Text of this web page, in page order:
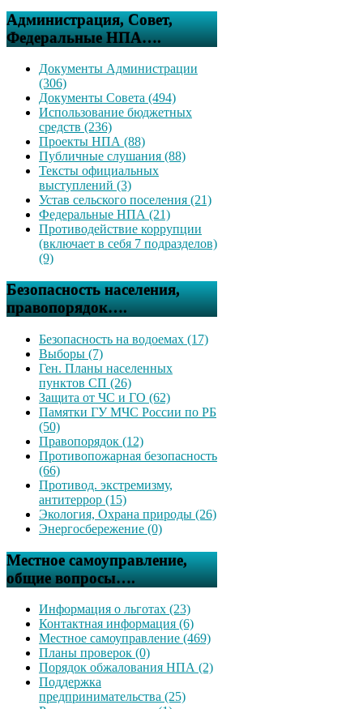
Администрация, Совет,
Федеральные НПА….
Документы Администрации
(306)
Документы Совета (494)
Использование бюджетных
средств (236)
Проекты НПА (88)
Публичные слушания (88)
Тексты официальных
выступлений (3)
Устав сельского поселения (21)
Федеральные НПА (21)
Противодействие коррупции
(включает в себя 7 подразделов)
(9)
Безопасность населения,
правопорядок….
Безопасность на водоемах (17)
Выборы (7)
Ген. Планы населенных
пунктов СП (26)
Защита от ЧС и ГО (62)
Памятки ГУ МЧС России по РБ
(50)
Правопорядок (12)
Противопожарная безопасность
(66)
Противод. экстремизму,
антитеррор (15)
Экология, Охрана природы (26)
Энергосбережение (0)
Местное самоуправление,
общие вопросы….
Информация о льготах (23)
Контактная информация (6)
Местное самоуправление (469)
Планы проверок (0)
Порядок обжалования НПА (2)
Поддержка
предпринимательства (25)